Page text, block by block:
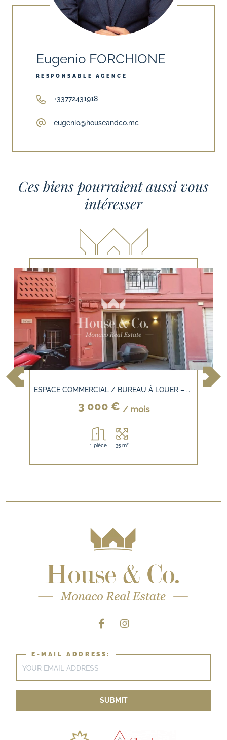
Eugenio FORCHIONE
RESPONSABLE AGENCE
+33772431918
eugenio@houseandco.mc
Ces biens pourraient aussi vous
intéresser
ESPACE COMMERCIAL / BUREAU À LOUER – CONDAMINE - El Palacio
3 000 € / mois
1 pièce 35 m²
E-MAIL ADDRESS: